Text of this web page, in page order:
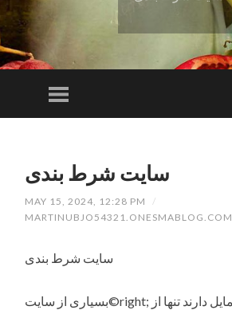
Menu
سایت شرط بندی
MAY 15, 2024, 12:28 PM
/
MARTINUBJO54321.ONESMABLOG.COM
سایت شرط بندی
بسیاری از سایت©right; های شرط بندی تمایل دارند تنها از